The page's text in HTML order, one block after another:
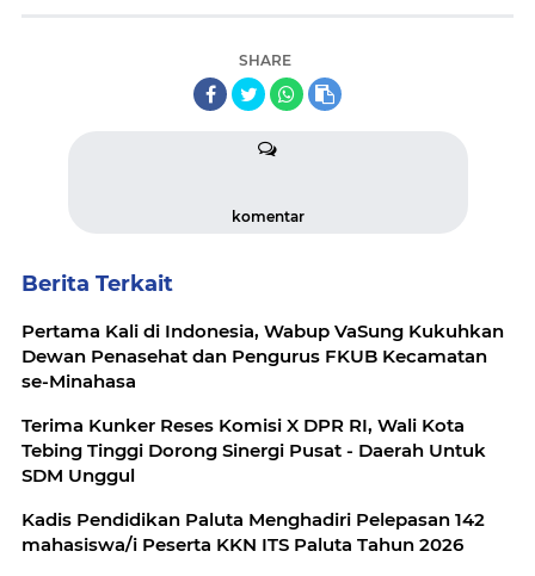
SHARE
komentar
Berita Terkait
Pertama Kali di Indonesia, Wabup VaSung Kukuhkan
Dewan Penasehat dan Pengurus FKUB Kecamatan
se-Minahasa
Terima Kunker Reses Komisi X DPR RI, Wali Kota
Tebing Tinggi Dorong Sinergi Pusat - Daerah Untuk
SDM Unggul
Kadis Pendidikan Paluta Menghadiri Pelepasan 142
mahasiswa/i Peserta KKN ITS Paluta Tahun 2026